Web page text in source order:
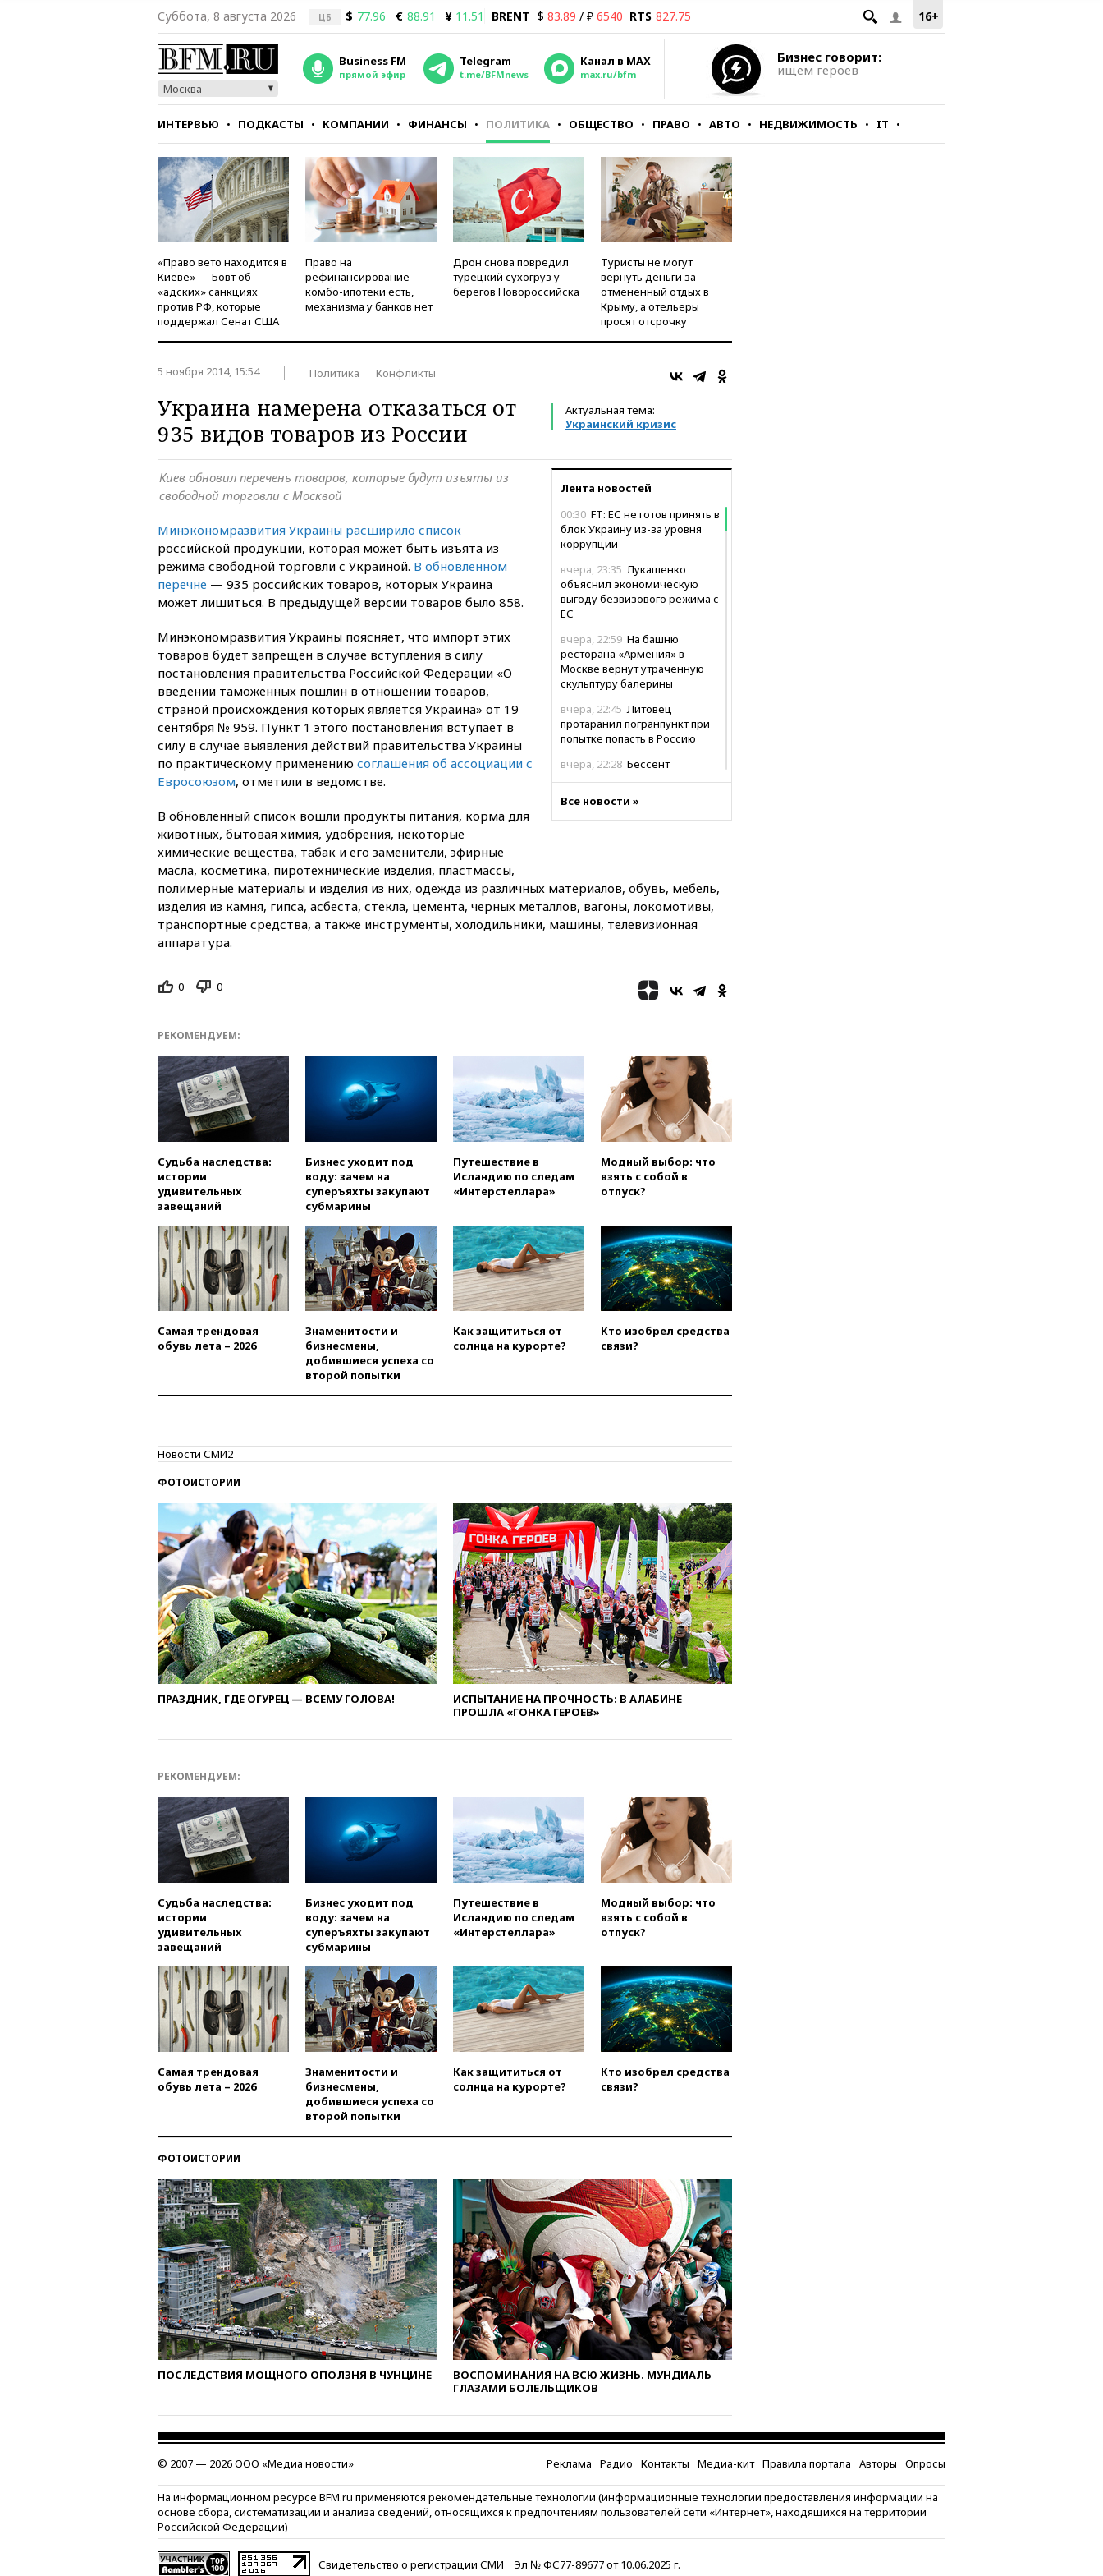
16+
Суббота, 8 августа 2026 ЦБ $ 77.96 € 88.91 ¥ 11.51 BRENT $ 83.89 / ₽ 6540 RTS 827.75
Москва
Business FM
прямой эфир
Telegram
t.me/BFMnews
Канал в MAX
max.ru/bfm
Бизнес говорит:
ищем героев
ИНТЕРВЬЮ ПОДКАСТЫ КОМПАНИИ ФИНАНСЫ ПОЛИТИКА ОБЩЕСТВО ПРАВО АВТО НЕДВИЖИМОСТЬ IT
СТИЛЬ ТЕСТЫ
«Право вето находится в
Киеве» — Бовт об
«адских» санкциях
против РФ, которые
поддержал Сенат США
Право на
рефинансирование
комбо-ипотеки есть,
механизма у банков нет
Дрон снова повредил
турецкий сухогруз у
берегов Новороссийска
Туристы не могут
вернуть деньги за
отмененный отдых в
Крыму, а отельеры
просят отсрочку
5 ноября 2014, 15:54 Политика Конфликты
Актуальная тема:
Украинский кризис
Украина намерена отказаться от
935 видов товаров из России
Лента новостей
00:30 FT: ЕС не готов принять в
блок Украину из-за уровня
коррупции
вчера, 23:35 Лукашенко
объяснил экономическую
выгоду безвизового режима с
ЕС
вчера, 22:59 На башню
ресторана «Армения» в
Москве вернут утраченную
скульптуру балерины
вчера, 22:45 Литовец
протаранил погранпункт при
попытке попасть в Россию
вчера, 22:28 Бессент
огня США и Ирана
вчера, 22:00 Путин поручил
выделить средства на новые
области
использовании Starlink для
уголовное дело
вчера, 21:26Лидеры сборной
РФ по гимнастике получили
официальный отказ в визах от
Хорватии
опубликовал 16 новых видео с
НЛО
Украины с Польшей скопилось
свыше 6,5 тысячи грузовиков
вчера, 20:53Швыдкой:
«Интервидение» точно
пройдет в 2026 году
сбила еще 75 украинских
беспилотников над Россией
заочно арестовали по делу о
постановил остановить
строительство бального зала в
Белом доме
вчера, 20:15Сенат США
одобрил ужесточение
санкций против России и
Ирана
вчера, 20:00СК возбудил дело
против журналистки Катерины
Гордеевой о фейках о ВС
России
вчера, 19:45ISU предоставил
фигуристкам Валиевой и
официальный визит в Сербию
вчера, 19:19Россиянка
погибла во Французских
Альпах
вчера, 19:00Открытое
горение на складе в Брянске
ликвидировано
Минобороны
украинским сухогрузам в
Черном море
вчера, 18:47Школьники из РФ
стали абсолютными
чемпионами на олимпиаде по
ИИ
вчера, 18:39 Два человека
вчера, 18:25Беспилотник
вчера, 18:18Товарооборот
Китая и России вырос в этом
году более чем на четверть
вчера, 17:55 Мужчина получил
ранения при атаке дрона на
Белгородскую область
вчера, 17:48Bloomberg:
авиакомпании США обязали
проверить самолеты Boeing на
наличие трещин
вчера, 17:35 В Казани
пятилетний ребенок погиб при
этажа
вчера, 17:17Bloomberg:
расследует серию
самоубийств своих служащих
вчера, 17:00 Сняты
аэропорту Геленджика
вчера, 16:50 В Братиславе
Все новости »
Киев обновил перечень товаров, которые будут изъяты из
свободной торговли с Москвой
Минэкономразвития Украины расширило список
российской продукции, которая может быть изъята из
режима свободной торговли с Украиной. В обновленном
перечне — 935 российских товаров, которых Украина
может лишиться. В предыдущей версии товаров было 858.
Минэкономразвития Украины поясняет, что импорт этих
товаров будет запрещен в случае вступления в силу
постановления правительства Российской Федерации «О
введении таможенных пошлин в отношении товаров,
страной происхождения которых является Украина» от 19
сентября № 959. Пункт 1 этого постановления вступает в
силу в случае выявления действий правительства Украины
по практическому применению соглашения об ассоциации с
Евросоюзом, отметили в ведомстве.
В обновленный список вошли продукты питания, корма для
животных, бытовая химия, удобрения, некоторые
химические вещества, табак и его заменители, эфирные
масла, косметика, пиротехнические изделия, пластмассы,
полимерные материалы и изделия из них, одежда из различных материалов, обувь, мебель,
изделия из камня, гипса, асбеста, стекла, цемента, черных металлов, вагоны, локомотивы,
транспортные средства, а также инструменты, холодильники, машины, телевизионная
аппаратура.
0 0
РЕКОМЕНДУЕМ:
Судьба наследства:
истории
удивительных
завещаний
Бизнес уходит под
воду: зачем на
суперъяхты закупают
субмарины
Путешествие в
Исландию по следам
«Интерстеллара»
Модный выбор: что
взять с собой в
отпуск?
Самая трендовая
обувь лета – 2026
Знаменитости и
бизнесмены,
добившиеся успеха со
второй попытки
Как защититься от
солнца на курорте?
Кто изобрел средства
связи?
Новости СМИ2
ФОТОИСТОРИИ
ПРАЗДНИК, ГДЕ ОГУРЕЦ — ВСЕМУ ГОЛОВА!
ИСПЫТАНИЕ НА ПРОЧНОСТЬ: В АЛАБИНЕ
ПРОШЛА «ГОНКА ГЕРОЕВ»
РЕКОМЕНДУЕМ:
Судьба наследства:
истории
удивительных
завещаний
Бизнес уходит под
воду: зачем на
суперъяхты закупают
субмарины
Путешествие в
Исландию по следам
«Интерстеллара»
Модный выбор: что
взять с собой в
отпуск?
Самая трендовая
обувь лета – 2026
Знаменитости и
бизнесмены,
добившиеся успеха со
второй попытки
Как защититься от
солнца на курорте?
Кто изобрел средства
связи?
ФОТОИСТОРИИ
ПОСЛЕДСТВИЯ МОЩНОГО ОПОЛЗНЯ В ЧУНЦИНЕ
ВОСПОМИНАНИЯ НА ВСЮ ЖИЗНЬ. МУНДИАЛЬ
ГЛАЗАМИ БОЛЕЛЬЩИКОВ
© 2007 — 2026 ООО «Медиа новости» Реклама Радио Контакты Медиа-кит Правила портала Авторы Опросы
На информационном ресурсе BFM.ru применяются рекомендательные технологии (информационные технологии предоставления информации на
основе сбора, систематизации и анализа сведений, относящихся к предпочтениям пользователей сети «Интернет», находящихся на территории
Российской Федерации)
Свидетельство о регистрации СМИ Эл № ФС77-89677 от 10.06.2025 г.